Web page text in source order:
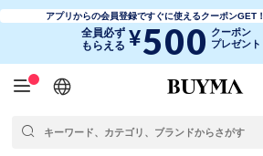
アプリからの会員登録ですぐに使えるクーポンGET！
全員必ず
もらえる ¥500 クーポン
プレゼント
日本語
English
简体中文
繁體中文